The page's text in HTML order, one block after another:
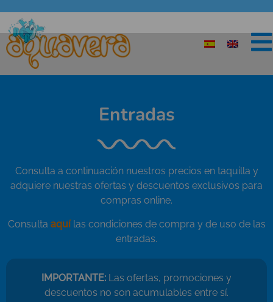
Entradas
Consulta a continuación nuestros precios en taquilla y
adquiere nuestras ofertas y descuentos exclusivos para
compras online.
Consulta aquílas condiciones de compra y de uso de las
entradas.
IMPORTANTE: Las ofertas, promociones y
descuentos no son acumulables entre sí.